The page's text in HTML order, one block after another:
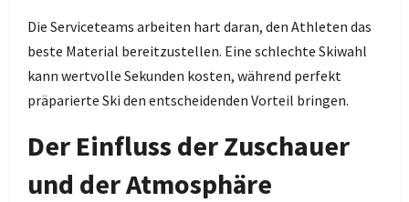
Die Serviceteams arbeiten hart daran, den Athleten das
beste Material bereitzustellen. Eine schlechte Skiwahl
kann wertvolle Sekunden kosten, während perfekt
präparierte Ski den entscheidenden Vorteil bringen.
Der Einfluss der Zuschauer
und der Atmosphäre